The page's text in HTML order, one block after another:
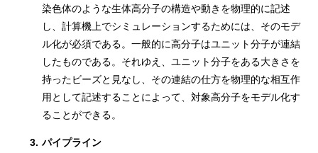
染色体のような生体高分子の構造や動きを物理的に記述
し、計算機上でシミュレーションするためには、そのモデ
ル化が必須である。一般的に高分子はユニット分子が連結
したものである。それゆえ、ユニット分子をある大きさを
持ったビーズと見なし、その連結の仕方を物理的な相互作
用として記述することによって、対象高分子をモデル化す
ることができる。
3. パイプライン